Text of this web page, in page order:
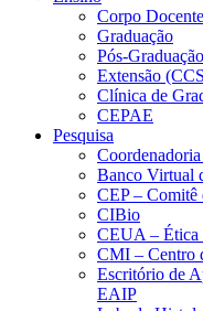
Corpo Docente
Graduação
Pós-Graduação
Extensão
Clínica de
CEPAE
Pesquisa
Coordenadoria
Banco Virtual
CEP – Comitê
CIBio
CEUA – Ética
CMI – Centro
Escritório de
EAIP